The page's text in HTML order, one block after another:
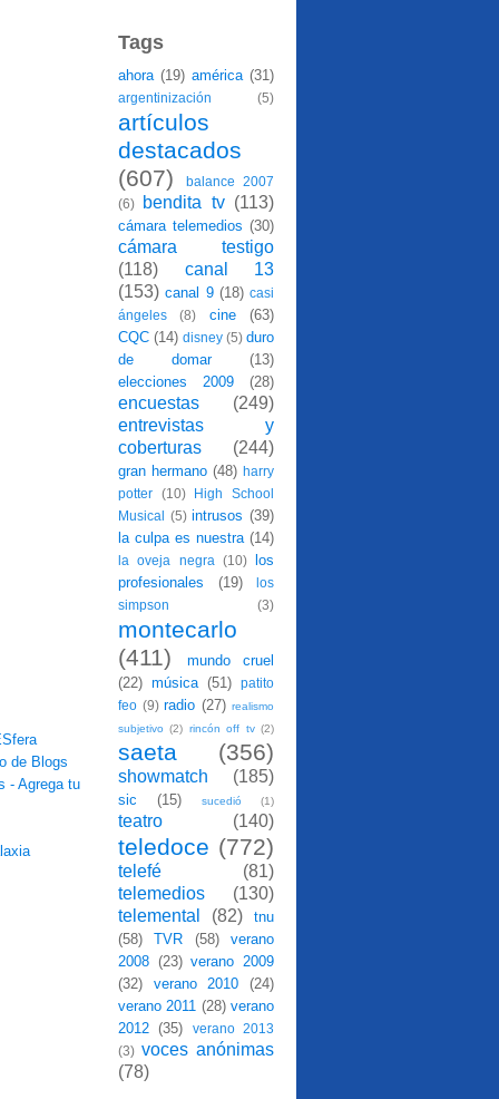
Tags
ahora (19) américa (31)
argentinización (5)
artículos
destacados
(607)
balance 2007
(6)
bendita tv (113)
cámara telemedios (30)
cámara testigo
(118)
canal 13
(153) canal 9 (18) casi
ángeles
(8) cine
(63)
CQC (14) disney (5) duro
de domar
(13)
elecciones 2009
(28)
encuestas
(249)
entrevistas y
coberturas
(244)
gran hermano (48) harry
potter
(10)
High School
Musical
(5) intrusos (39)
la culpa es nuestra (14)
la oveja negra (10)
los
profesionales
(19)
los
simpson
(3)
montecarlo
(411)
mundo cruel
(22) música (51)
patito
feo (9) radio (27) realismo
subjetivo (2) rincón off tv (2)
saeta (356)
showmatch (185)
sic (15) sucedió (1)
teatro (140)
teledoce (772)
telefé
(81)
telemedios
(130)
telemental
(82)
tnu
(58)
TVR (58)
verano
2008 (23) verano 2009
(32)
verano 2010
(24)
verano 2011 (28) verano
2012 (35)
verano 2013
(3) voces anónimas
(78)